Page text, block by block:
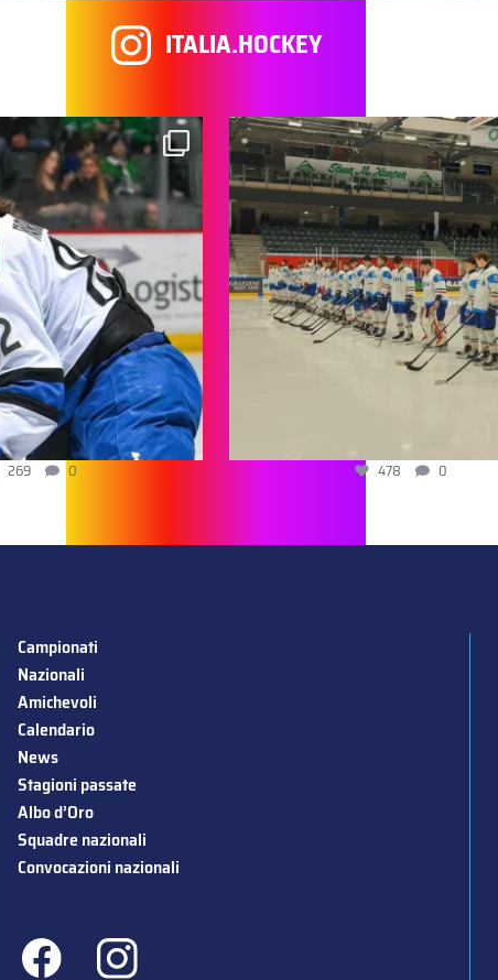
ITALIA.HOCKEY
269 0 478 0
Campionati
Nazionali
Amichevoli
Calendario
News
Stagioni passate
Albo d’Oro
Squadre nazionali
Convocazioni nazionali